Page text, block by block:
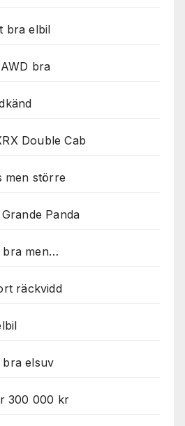
bra elbil
bra
Double Cab
men större
Panda
bra men…
räckvidd
bra elsuv
300 000 kr